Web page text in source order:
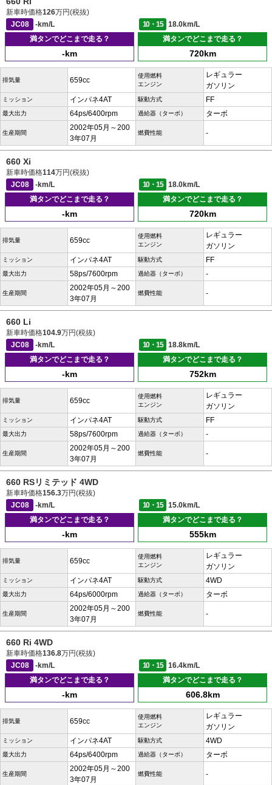
新車時価格126万円(税抜)
JC08
-km/L 10・15
18.0km/L
満タンでどこまで走る？
-km
満タンでどこまで走る？
720km
排気量 659cc
使用燃料
エンジン
レギュラー
ガソリン
ミッション インパネ4AT 駆動方式 FF
最大出力 64ps/6400rpm 過給器（ターボ） ターボ
生産期間
2002年05月～200
3年07月
燃費性能 -
660 Xi
新車時価格114万円(税抜)
JC08
-km/L 10・15
18.0km/L
満タンでどこまで走る？
-km
満タンでどこまで走る？
720km
排気量 659cc
使用燃料
エンジン
レギュラー
ガソリン
ミッション インパネ4AT 駆動方式 FF
最大出力 58ps/7600rpm 過給器（ターボ） -
生産期間
2002年05月～200
3年07月
燃費性能 -
660 Li
新車時価格104.9万円(税抜)
JC08
-km/L 10・15
18.8km/L
満タンでどこまで走る？
-km
満タンでどこまで走る？
752km
排気量 659cc
使用燃料
エンジン
レギュラー
ガソリン
ミッション インパネ4AT 駆動方式 FF
最大出力 58ps/7600rpm 過給器（ターボ） -
生産期間
2002年05月～200
3年07月
燃費性能 -
660 RSリミテッド 4WD
新車時価格156.3万円(税抜)
JC08
-km/L 10・15
15.0km/L
満タンでどこまで走る？
-km
満タンでどこまで走る？
555km
排気量 659cc
使用燃料
エンジン
レギュラー
ガソリン
ミッション インパネ4AT 駆動方式 4WD
最大出力 64ps/6000rpm 過給器（ターボ） ターボ
生産期間
2002年05月～200
3年07月
燃費性能 -
660 Ri 4WD
新車時価格136.8万円(税抜)
JC08
-km/L 10・15
16.4km/L
満タンでどこまで走る？
-km
満タンでどこまで走る？
606.8km
排気量 659cc
使用燃料
エンジン
レギュラー
ガソリン
ミッション インパネ4AT 駆動方式 4WD
最大出力 64ps/6400rpm 過給器（ターボ） ターボ
生産期間
2002年05月～200
3年07月
燃費性能 -